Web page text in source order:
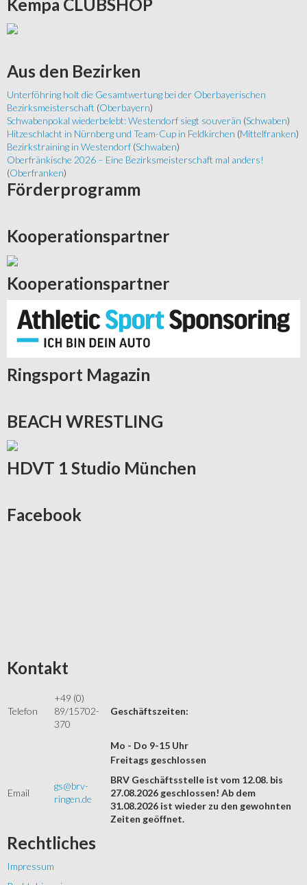
Kempa CLUBSHOP
Aus den Bezirken
Unterföhring holt die Gesamtwertung bei der Oberbayerischen
Bezirksmeisterschaft (Oberbayern)
Schwabenpokal wiederbelebt: Westendorf siegt souverän (Schwaben)
Hitzeschlacht in Nürnberg und Team-Cup in Feldkirchen (Mittelfranken)
Bezirkstraining in Westendorf (Schwaben)
Oberfränkische 2026 – Eine Bezirksmeisterschaft mal anders!
(Oberfranken)
Förderprogramm
Kooperationspartner
Kooperationspartner
Ringsport Magazin
BEACH WRESTLING
HDVT 1 Studio München
Facebook
Kontakt
Telefon
+49 (0)
89/15702-
370
Geschäftszeiten:
Mo - Do 9-15 Uhr
Email
gs@brv-
ringen.de
Freitags geschlossen
BRV Geschäftsstelle ist vom 12.08. bis
27.08.2026 geschlossen! Ab dem
31.08.2026 ist wieder zu den gewohnten
Zeiten geöffnet.
Rechtliches
Impressum